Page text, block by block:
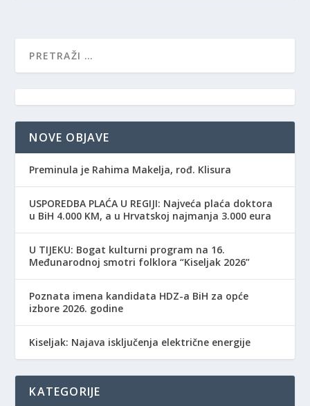
NOVE OBJAVE
Preminula je Rahima Makelja, rođ. Klisura
USPOREDBA PLAĆA U REGIJI: Najveća plaća doktora
u BiH 4.000 KM, a u Hrvatskoj najmanja 3.000 eura
​U TIJEKU: Bogat kulturni program na 16.
Međunarodnoj smotri folklora “Kiseljak 2026”
Poznata imena kandidata HDZ-a BiH za opće
izbore 2026. godine
Kiseljak: Najava isključenja električne energije
KATEGORIJE